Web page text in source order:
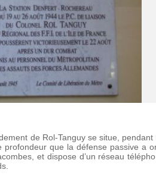
de Rol-Tanguy se situe,
profondeur que la défense passive a
et dispose d’un réseau